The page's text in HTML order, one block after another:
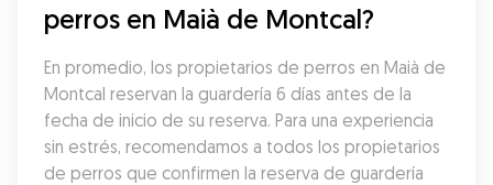
perros en Maià de Montcal?
En promedio, los propietarios de perros en Maià de
Montcal reservan la guardería 6 días antes de la
fecha de inicio de su reserva. Para una experiencia
sin estrés, recomendamos a todos los propietarios
de perros que confirmen la reserva de guardería